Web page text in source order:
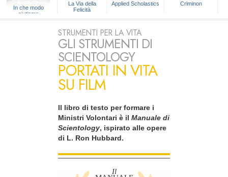
In che modo
aiutiamo
La Via della
Felicità
Applied Scholastics Criminon
STRUMENTI PER LA VITA
GLI STRUMENTI DI
SCIENTOLOGY
PORTATI IN VITA
SU FILM
Il libro di testo per formare i
Ministri Volontari è il Manuale di
Scientology, ispirato alle opere
di L. Ron Hubbard.
Il